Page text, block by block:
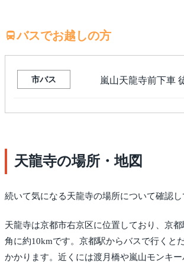
バスでお越しの方
市バス 嵐山天龍寺前下車
天龍寺の場所・地図
続いて気になる天龍寺の場所について確認し
天龍寺は京都市右京区に位置しており、京
角に約10kmです。京都駅からバスで行くと
かかります。近くには渡月橋や嵐山モンキ